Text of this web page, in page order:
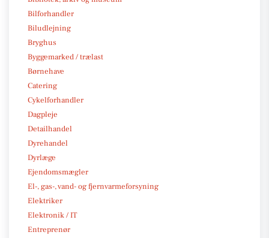
Bilforhandler
Biludlejning
Bryghus
Byggemarked / trælast
Børnehave
Catering
Cykelforhandler
Dagpleje
Detailhandel
Dyrehandel
Dyrlæge
Ejendomsmægler
El-, gas-, vand- og fjernvarmeforsyning
Elektriker
Elektronik / IT
Entreprenør